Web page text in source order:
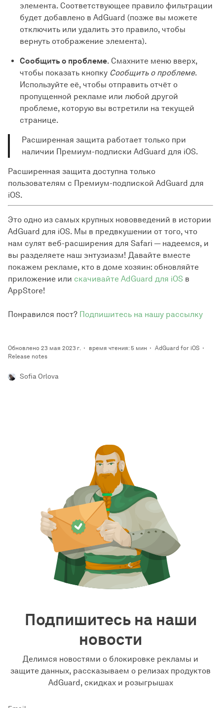
элемента. Соответствующее правило фильтрации
будет добавлено в AdGuard (позже вы можете
отключить или удалить это правило, чтобы
вернуть отображение элемента).
Сообщить о проблеме. Смахните меню вверх,
чтобы показать кнопку Сообщить о проблеме.
Используйте её, чтобы отправить отчёт о
пропущенной рекламе или любой другой
проблеме, которую вы встретили на текущей
странице.
Расширенная защита работает только при
наличии Премиум-подписки AdGuard для iOS.
Расширенная защита доступна только
пользователям с Премиум-подпиской AdGuard для
iOS.
Это одно из самых крупных нововведений в истории
AdGuard для iOS. Мы в предвкушении от того, что
нам сулят веб-расширения для Safari — надеемся, и
вы разделяете наш энтузиазм! Давайте вместе
покажем рекламе, кто в доме хозяин: обновляйте
приложение или скачивайте AdGuard для iOS в
AppStore!
Понравился пост? Подпишитесь на нашу рассылку
Обновлено 23 мая 2023 г. время чтения: 5 мин
AdGuard for iOS
Release notes
Sofia Orlova
Подпишитесь на наши
новости
Делимся новостями о блокировке рекламы и
защите данных, рассказываем о релизах продуктов
AdGuard, скидках и розыгрышах